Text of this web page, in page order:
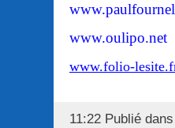
www.oulipo.net
www.folio-
11:22 Publié